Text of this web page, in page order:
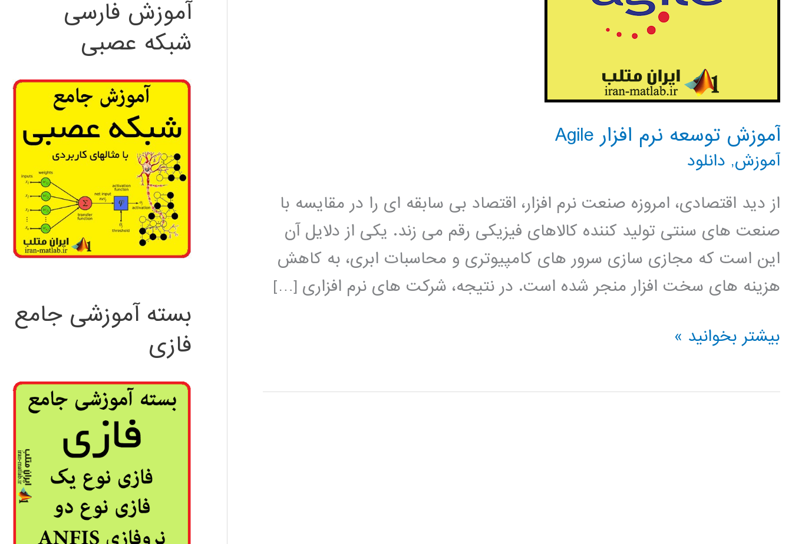
آموزش توسعه نرم افزار Agile
آموزش, دانلود
از دید اقتصادی، امروزه صنعت نرم افزار، اقتصاد بی سابقه ای را در مقایسه با
صنعت های سنتی تولید کننده کالاهای فیزیکی رقم می زند. یکی از دلایل آن
این است که مجازی سازی سرور های کامپیوتری و محاسبات ابری، به کاهش
هزینه های سخت افزار منجر شده است. در نتیجه، شرکت های نرم افزاری […]
آموزش
نرم
بیشتر بخوانید »
آموزش فارسی
شبکه عصبی
بسته آموزشی جامع
فازی